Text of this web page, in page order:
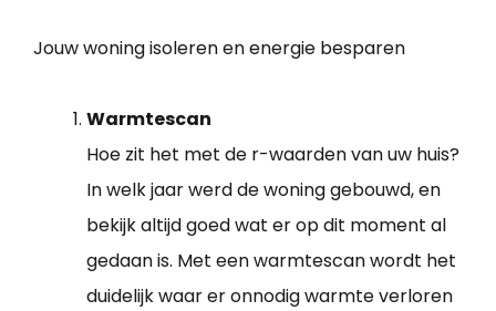
Jouw woning isoleren en energie besparen
Warmtescan
Hoe zit het met de r-waarden van uw huis?
In welk jaar werd de woning gebouwd, en
bekijk altijd goed wat er op dit moment al
gedaan is. Met een warmtescan wordt het
duidelijk waar er onnodig warmte verloren